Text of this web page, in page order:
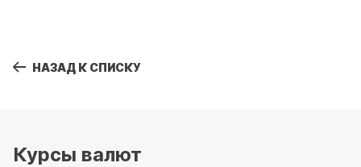
НАЗАД К СПИСКУ
Курсы валют